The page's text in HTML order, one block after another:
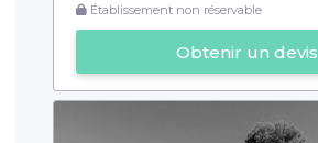
Établissement non réservable
Obtenir un devis